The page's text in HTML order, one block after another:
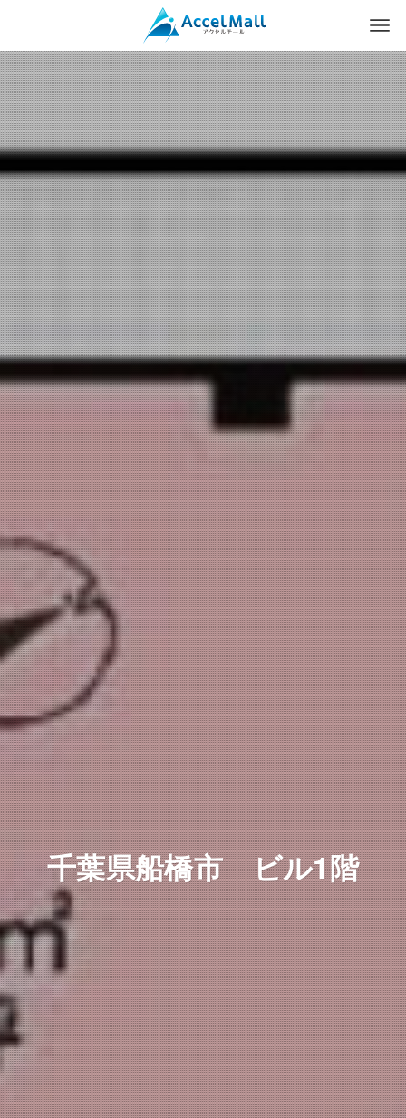
千葉県船橋市 ビル1階